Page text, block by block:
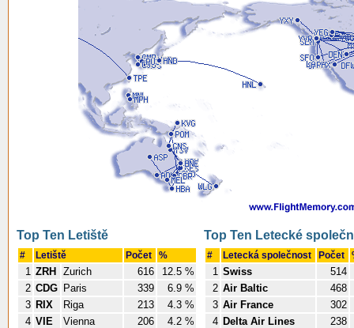
Top Ten Letiště
# Letiště Počet %
1 ZRH Zurich 616
12.5 %
2 CDG Paris 339
6.9 %
3 RIX Riga 213
4.3 %
4 VIE Vienna 206
4.2 %
Top Ten Letecké
# Letecká společnost Počet
1 Swiss 514
2 Air Baltic 468
3 Air France 302
4 Delta Air Lines
238